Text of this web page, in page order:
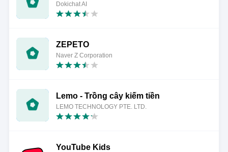
Dokichat AI
ZEPETO
Naver Z Corporation
Lemo - Trồng cây kiếm tiền
LEMO TECHNOLOGY PTE. LTD.
YouTube Kids